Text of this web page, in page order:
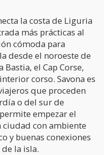
la costa de Liguria
más prácticas al
cómoda para
desde el noroeste de
el Cap Corse,
corso. Savona es
que proceden
o del sur de
empezar el
ciudad con ambiente
y buenas conexiones
la isla.